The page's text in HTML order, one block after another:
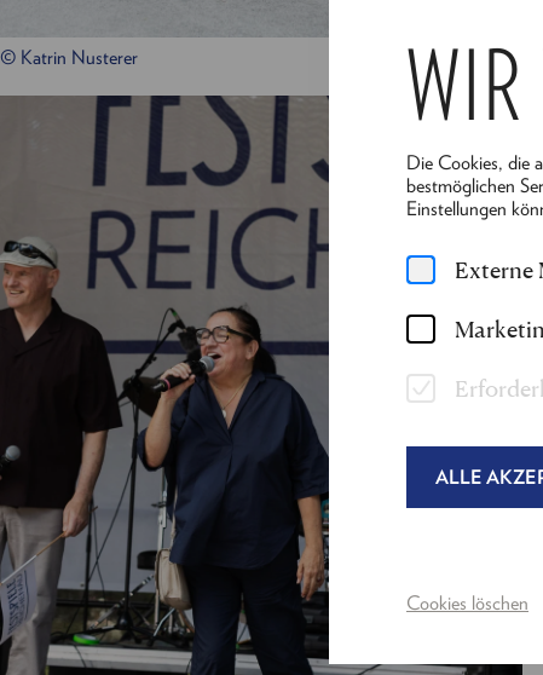
Die Cookies, die
bestmöglichen
Einstellungen
Externe
ALLE
Cookies löschen
© Katrin Nusterer